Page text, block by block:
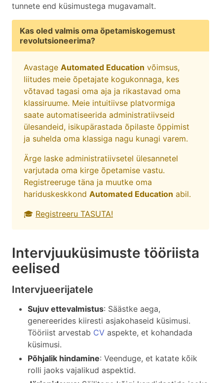
tunnete end küsimustega mugavamalt.
Kas oled valmis oma õpetamiskogemust
revolutsioneerima?
Avastage Automated Education võimsus,
liitudes meie õpetajate kogukonnaga, kes
võtavad tagasi oma aja ja rikastavad oma
klassiruume. Meie intuitiivse platvormiga
saate automatiseerida administratiivseid
ülesandeid, isikupärastada õpilaste õppimist
ja suhelda oma klassiga nagu kunagi varem.
Ärge laske administratiivsetel ülesannetel
varjutada oma kirge õpetamise vastu.
Registreeruge täna ja muutke oma
hariduskeskkond Automated Education abil.
🎓 Registreeru TASUTA!
Intervjuuküsimuste tööriista
eelised
Intervjueerijatele
Sujuv ettevalmistus: Säästke aega,
genereerides kiiresti asjakohaseid küsimusi.
Tööriist arvestab CV aspekte, et kohandada
küsimusi.
Põhjalik hindamine: Veenduge, et katate kõik
rolli jaoks vajalikud aspektid.